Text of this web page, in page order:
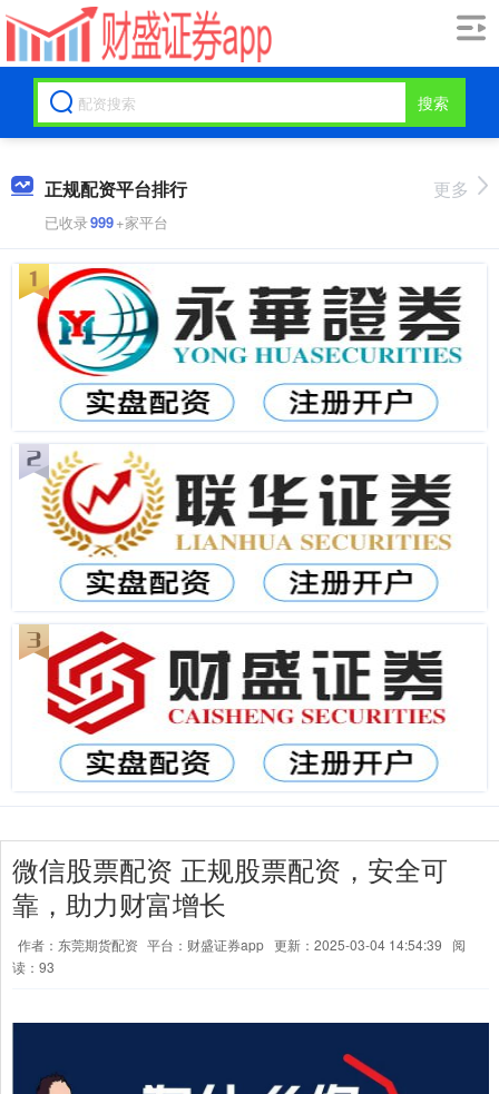
搜索
正规配资平台排行
已收录999+家平台
更多
微信股票配资 正规股票配资，安全可
靠，助力财富增长
作者：东莞期货配资 平台：财盛证券app 更新：2025-03-04 14:54:39
阅
读：93